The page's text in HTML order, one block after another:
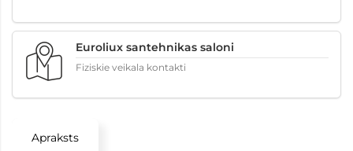
Euroliux santehnikas saloni
Fiziskie veikala kontakti
Apraksts